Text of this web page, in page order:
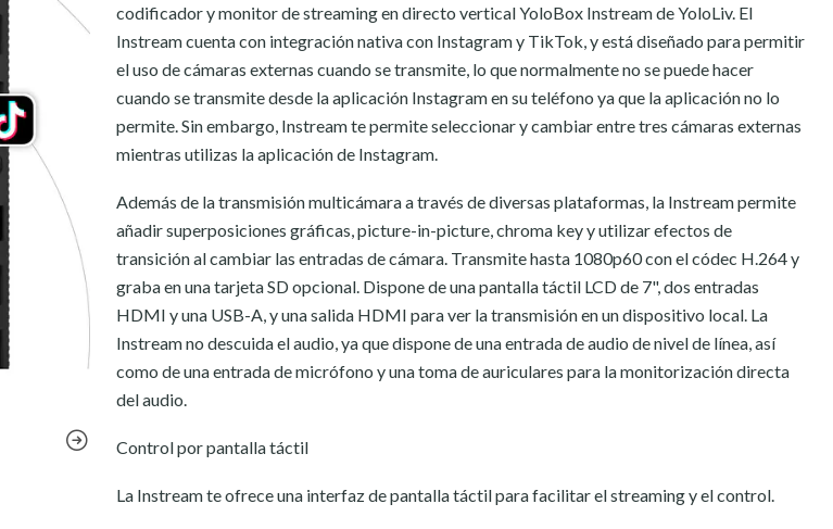
codificador y monitor de streaming en directo vertical YoloBox Instream de YoloLiv. El
Instream cuenta con integración nativa con Instagram y TikTok, y está diseñado para permitir
el uso de cámaras externas cuando se transmite, lo que normalmente no se puede hacer
cuando se transmite desde la aplicación Instagram en su teléfono ya que la aplicación no lo
permite. Sin embargo, Instream te permite seleccionar y cambiar entre tres cámaras externas
mientras utilizas la aplicación de Instagram.
Además de la transmisión multicámara a través de diversas plataformas, la Instream permite
añadir superposiciones gráficas, picture-in-picture, chroma key y utilizar efectos de
transición al cambiar las entradas de cámara. Transmite hasta 1080p60 con el códec H.264 y
graba en una tarjeta SD opcional. Dispone de una pantalla táctil LCD de 7", dos entradas
HDMI y una USB-A, y una salida HDMI para ver la transmisión en un dispositivo local. La
Instream no descuida el audio, ya que dispone de una entrada de audio de nivel de línea, así
como de una entrada de micrófono y una toma de auriculares para la monitorización directa
del audio.
Control por pantalla táctil
La Instream te ofrece una interfaz de pantalla táctil para facilitar el streaming y el control.